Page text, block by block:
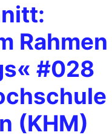
Rahmen
#028
(KHM)